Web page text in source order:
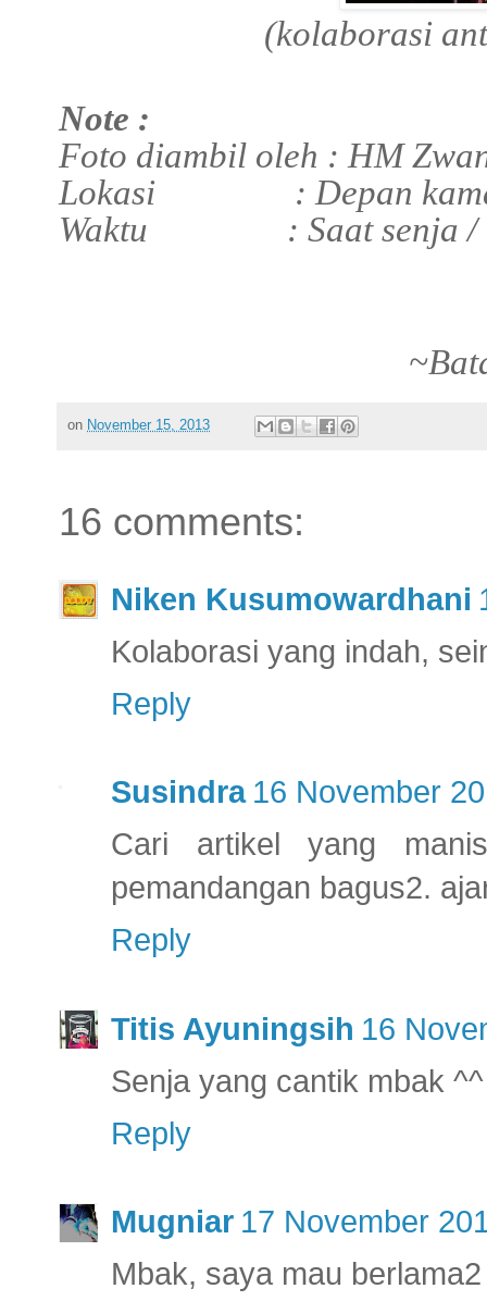
(kolaborasi
Note :
Foto diambil oleh : HM
Lokasi : Depan kamar
Waktu : Saat senja /
on November 15, 2013
16 comments:
Niken Kusumowardhani
Kolaborasi yang indah,
Reply
Susindra 16 November
Cari artikel yang
pemandangan bagus2.
Reply
Titis Ayuningsih 16
Senja yang cantik mbak ^^
Reply
Mugniar 17 November
Mbak, saya mau